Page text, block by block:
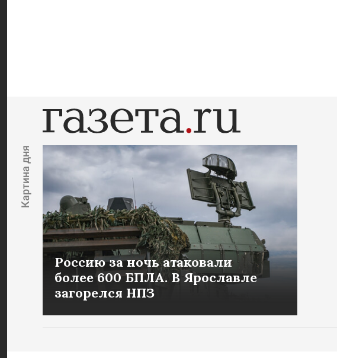
Картина дня
Россию за ночь атаковали
более 600 БПЛА. В Ярославле
загорелся НПЗ